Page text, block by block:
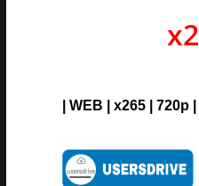
WEB | x265 | 720p |